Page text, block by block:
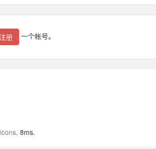
注册 一个帐号。
. 8ms.